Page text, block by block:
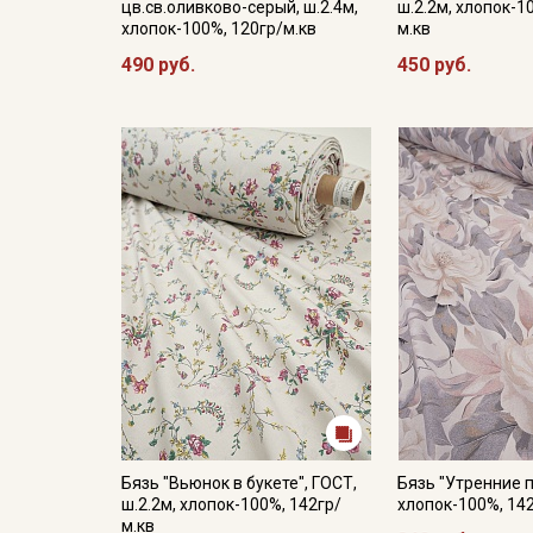
цв.св.оливково-серый, ш.2.4м,
хлопок-100%, 120гр/м.кв
490 руб.
ш.2.2м, хлопок-
м.кв
450 руб.
Бязь "Вьюнок в букете", ГОСТ,
ш.2.2м, хлопок-100%, 142гр/
м.кв
Бязь "Утренние
хлопок-100%,